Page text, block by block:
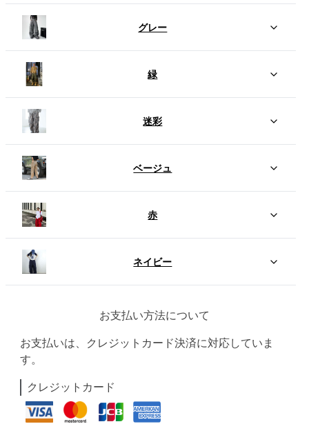
グレー
緑
迷彩
ベージュ
赤
ネイビー
お支払い方法について
お支払いは、クレジットカード決済に対応していま
す。
クレジットカード